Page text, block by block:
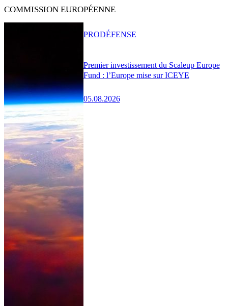
COMMISSION EUROPÉENNE
Premier investissement du Scaleup Europe
Fund : l’Europe mise sur ICEYE
05.08.2026
PRODÉFENSE